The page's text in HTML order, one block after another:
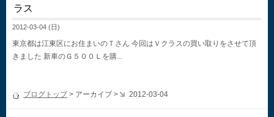
ラス
2012-03-04 (日)
東京都は江東区にお住まいのＴさん 今回はＶクラスの買い取りをさせて頂
きました 新車のＧ５００Ｌを購...
ブログトップ> アーカイブ > 2012-03-04